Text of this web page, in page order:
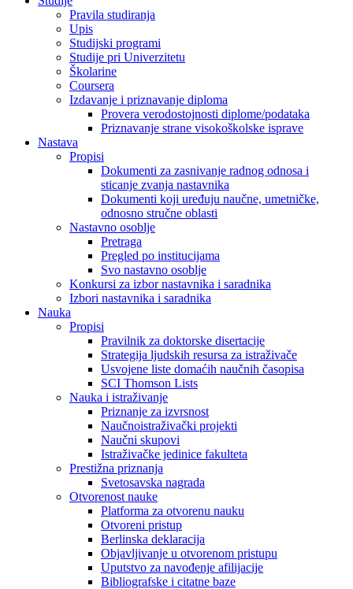
Pravila studiranja
Upis
Studijski programi
Studije pri Univerzitetu
Školarine
Coursera
Izdavanje i priznavanje diploma
Provera verodostojnosti diplome/podataka
Priznavanje strane visokoškolske isprave
Nastava
Propisi
Dokumenti za zasnivanje radnog odnosa i
sticanje zvanja nastavnika
Dokumenti koji uređuju naučne, umetničke,
odnosno stručne oblasti
Nastavno osoblje
Pretraga
Pregled po institucijama
Svo nastavno osoblje
Konkursi za izbor nastavnika i saradnika
Izbori nastavnika i saradnika
Nauka
Propisi
Pravilnik za doktorske disertacije
Strategija ljudskih resursa za istraživače
Usvojene liste domaćih naučnih časopisa
SCI Thomson Lists
Nauka i istraživanje
Priznanje za izvrsnost
Naučnoistraživački projekti
Naučni skupovi
Istraživačke jedinice fakulteta
Prestižna priznanja
Svetosavska nagrada
Otvorenost nauke
Platforma za otvorenu nauku
Otvoreni pristup
Berlinska deklaracija
Objavljivanje u otvorenom pristupu
Uputstvo za navođenje afilijacije
Bibliografske i citatne baze